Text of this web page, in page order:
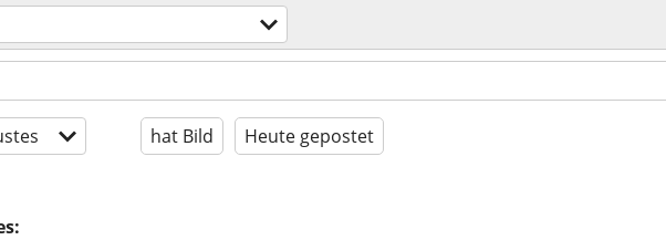
hat Bild Heute gepostet